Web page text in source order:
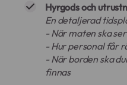
Hyrgods och
En detaljerad
- När maten ska
- Hur personal får
- När borden ska
finnas